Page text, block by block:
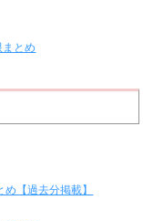
とめ
【過去分掲載】